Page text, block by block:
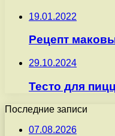
19.01.2022
Рецепт
29.10.2024
Тесто для
Последние записи
07.08.2026